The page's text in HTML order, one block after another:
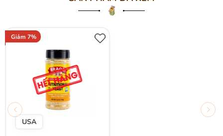
Giảm 7%
USA